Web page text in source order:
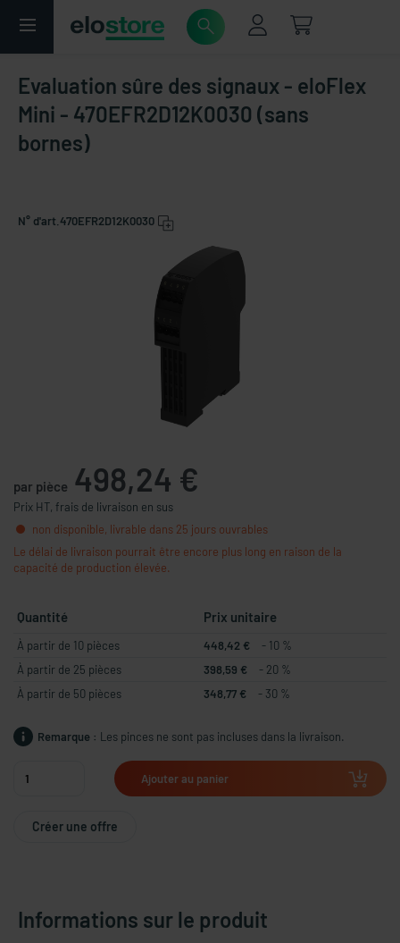
Evaluation sûre des signaux - eloFlex
Mini - 470EFR2D12K0030 (sans
bornes)
N° d'art. 470EFR2D12K0030
par pièce 498,24 €
Prix HT, frais de livraison en sus
non disponible, livrable dans 25 jours ouvrables
Le délai de livraison pourrait être encore plus long en raison de la
capacité de production élevée.
Quantité Prix unitaire
À partir de 10 pièces 448,42 €
- 10 %
À partir de 25 pièces
398,59 €
- 20 %
À partir de 50 pièces
348,77 € - 30 %
Remarque : Les pinces ne sont pas incluses dans la livraison.
Ajouter au panier
Créer une offre
Informations sur le produit